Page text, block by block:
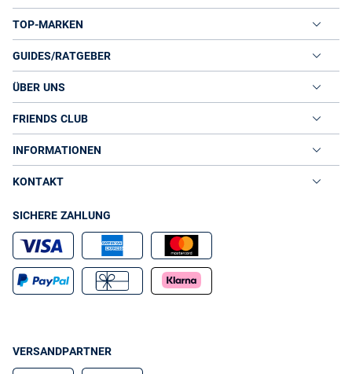
TOP-MARKEN
GUIDES/RATGEBER
ÜBER UNS
FRIENDS CLUB
INFORMATIONEN
KONTAKT
SICHERE ZAHLUNG
VERSANDPARTNER